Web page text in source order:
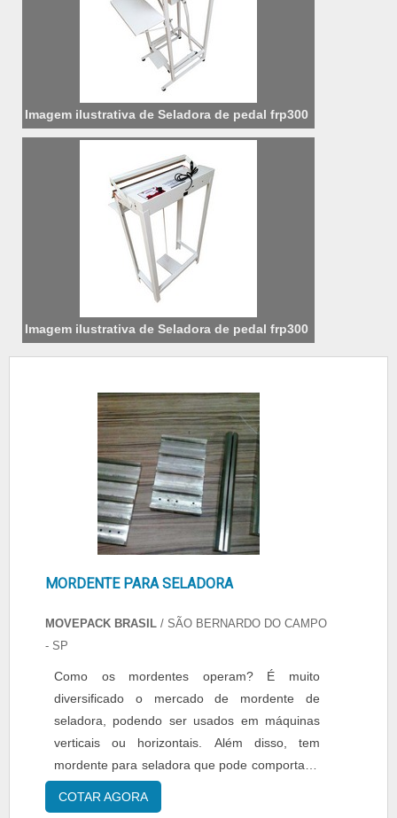
Imagem ilustrativa de Seladora de pedal frp300
Imagem ilustrativa de Seladora de pedal frp300
MORDENTE PARA SELADORA
MOVEPACK BRASIL / SÃO BERNARDO DO CAMPO
- SP
Como os mordentes operam? É muito
diversificado o mercado de mordente de
seladora, podendo ser usados em máquinas
verticais ou horizontais. Além disso, tem
mordente para seladora que pode comportar a
inserção de facas, datadores e resistências.
Funcionam normalmente aos pares - macho e
COTAR AGORA